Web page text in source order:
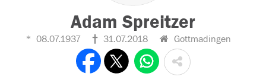
Adam Spreitzer
08.07.1937 31.07.2018 Gottmadingen